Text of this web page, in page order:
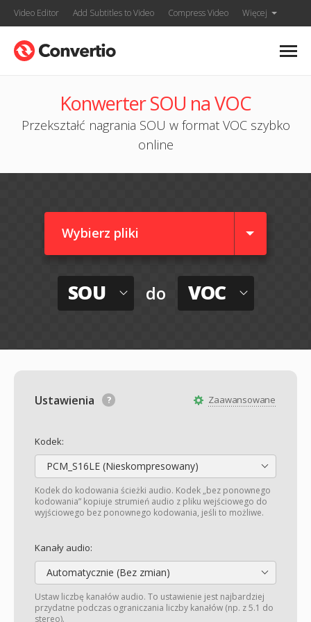
Video Editor Add Subtitles to Video Compress Video Więcej
Konwerter SOU na VOC
Przekształć nagrania SOU w format VOC szybko
online
Wybierz pliki
SOU do VOC
Zaawansowane
Ustawienia
Kodek:
PCM_S16LE (Nieskompresowany)
Kodek do kodowania ścieżki audio. Kodek „bez ponownego
kodowania” kopiuje strumień audio z pliku wejściowego do
wyjściowego bez ponownego kodowania, jeśli to możliwe.
Kanały audio:
Automatycznie (Bez zmian)
Ustaw liczbę kanałów audio. To ustawienie jest najbardziej
przydatne podczas ograniczania liczby kanałów (np. z 5.1 do
stereo).